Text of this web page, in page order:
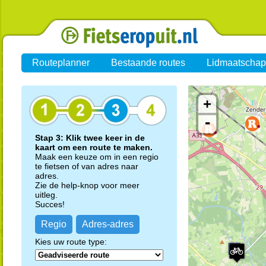
Routeplanner Bestaande routes Lidmaatschap
Stap 3: Klik twee keer in de
kaart om een route te maken.
Maak een keuze om in een regio
te fietsen of van adres naar
adres.
Zie de help-knop voor meer
uitleg.
Succes!
Regio Adres-adres
Kies uw route type:
+
-